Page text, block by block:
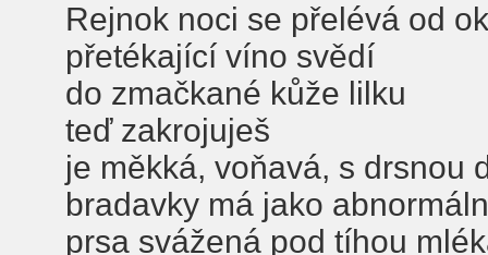
Rejnok noci se přelévá od
přetékající víno svědí
do zmačkané kůže lilku
teď zakrojuješ
je měkká, voňavá, s drsnou
bradavky má jako
prsa svážená pod tíhou